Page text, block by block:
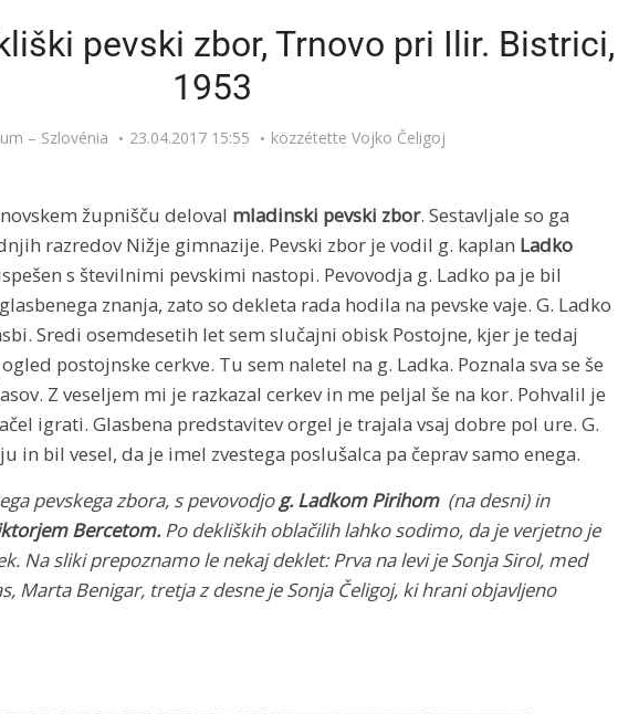
pevski zbor, Trnovo pri Ilir. Bistrici,
1953
– Szlovénia 23.04.2017 15:55 közzétette Vojko Čeligoj
župnišču deloval mladinski pevski zbor. Sestavljale so ga
razredov Nižje gimnazije. Pevski zbor je vodil g. kaplan Ladko
s številnimi pevskimi nastopi. Pevovodja g. Ladko pa je bil
znanja, zato so dekleta rada hodila na pevske vaje. G. Ladko
Sredi osemdesetih let sem slučajni obisk Postojne, kjer je tedaj
postojnske cerkve. Tu sem naletel na g. Ladka. Poznala sva se še
Z veseljem mi je razkazal cerkev in me peljal še na kor. Pohvalil je
igrati. Glasbena predstavitev orgel je trajala vsaj dobre pol ure. G.
in bil vesel, da je imel zvestega poslušalca pa čeprav samo enega.
pevskega zbora, s pevovodjog. Ladkom Pirihom(na desni) in
Bercetom. Po dekliških oblačilih lahko sodimo, da je verjetno je
Na sliki prepoznamo le nekaj deklet: Prva na levi je Sonja Sirol, med
Marta Benigar, tretja z desne je Sonja Čeligoj, ki hrani objavljeno